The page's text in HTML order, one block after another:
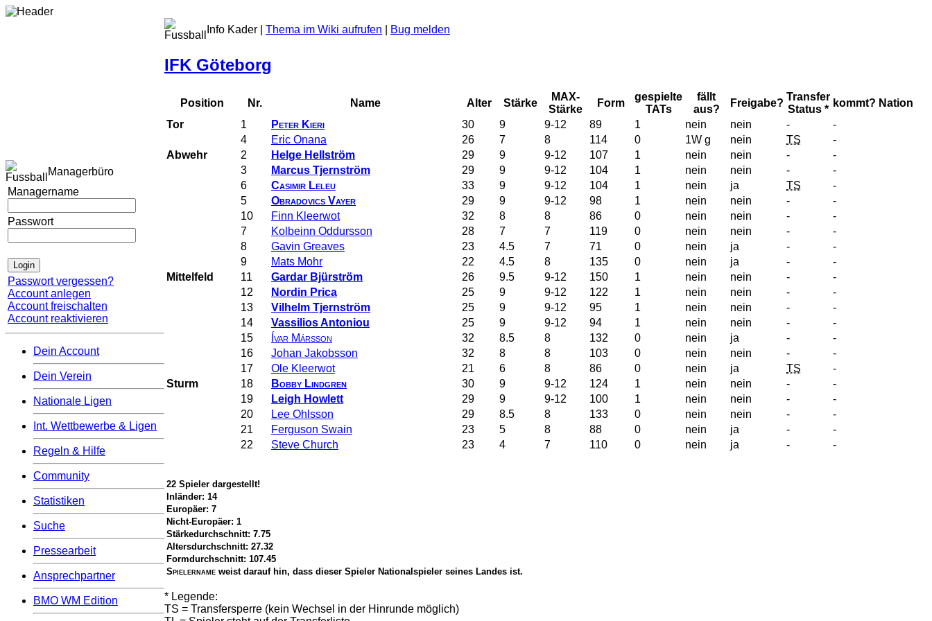
Managerbüro
Managername
Passwort
Passwort vergessen?
Account anlegen
Account freischalten
Account reaktivieren
Dein Account
Dein Verein
Nationale Ligen
Int. Wettbewerbe & Ligen
Regeln & Hilfe
Community
Statistiken
Suche
Pressearbeit
Ansprechpartner
BMO WM Edition
Info Kader | Thema im Wiki aufrufen Bug melden
IFK Göteborg
Position Nr. Name Alter Stärke
MAX-
Stärke
Form
gespielte
TATs
fällt
aus?
Freigabe?
Transfer
Status *
kommt? Nation
Tor
1 Peter Kieri 30 9 9-12 89 1 nein nein -
-
4
Eric Onana 26 7 8 114 0 1W g nein TS
-
Abwehr
2 Helge Hellström 29 9 9-12 107 1 nein nein -
-
3
Marcus Tjernström 29 9 9-12 104 1 nein nein -
-
6
Casimir Leleu 33 9 9-12 104 1 nein ja TS
-
5
Obradovics Vayer 29 9 9-12 98 1 nein nein -
-
10
Finn Kleerwot 32 8 8 86 0 nein nein -
-
7
Kolbeinn Oddursson 28 7 7 119 0 nein nein -
-
8
Gavin Greaves 23 4.5 7 71 0 nein ja -
-
9
Mats Mohr 22 4.5 8 135 0 nein ja -
-
Mittelfeld
11 Gardar Bjürström 26 9.5 9-12 150 1 nein nein -
-
12
Nordin Prica 25 9 9-12 122 1 nein nein -
-
13
Vilhelm Tjernström 25 9 9-12 95 1 nein nein -
-
14
Vassilios Antoniou 25 9 9-12 94 1 nein nein -
-
15
Ívar Mársson 32 8.5 8 132 0 nein ja -
-
16
Johan Jakobsson 32 8 8 103 0 nein nein -
-
17
Ole Kleerwot 21 6 8 86 0 nein ja TS
-
Sturm
18 Bobby Lindgren 30 9 9-12 124 1 nein nein -
-
19
Leigh Howlett 29 9 9-12 100 1 nein nein -
-
20
Lee Ohlsson 29 8.5 8 133 0 nein nein -
-
21
Ferguson Swain 23 5 8 88 0 nein ja -
-
22
Steve Church 23 4 7 110 0 nein ja - -
22 Spieler dargestellt!
Inländer: 14
Europäer: 7
Nicht-Europäer: 1
Stärkedurchschnitt: 7.75
Altersdurchschnitt: 27.32
Formdurchschnitt: 107.45
Spielername weist darauf hin, dass dieser Spieler Nationalspieler seines Landes ist.
* Legende:
TS = Transfersperre (kein Wechsel in der Hinrunde möglich)